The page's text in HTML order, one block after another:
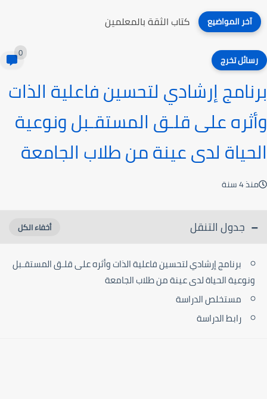
آخر المواضيع كتاب الثقة بالمعلمين
رسائل تخرج 0
برنامج إرشادي لتحسين فاعلية الذات
وأثره على قلـق المستقـبل ونوعية
الحياة لدى عينة من طلاب الجامعة
منذ 4 سنة
جدول التنقل
برنامج إرشادي لتحسين فاعلية الذات وأثره على قلـق المستقـبل
ونوعية الحياة لدى عينة من طلاب الجامعة
مستخلص الدراسة
رابط الدراسة